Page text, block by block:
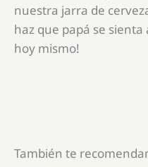
nuestra jarra de
haz que papá se sienta
hoy mismo!
También te